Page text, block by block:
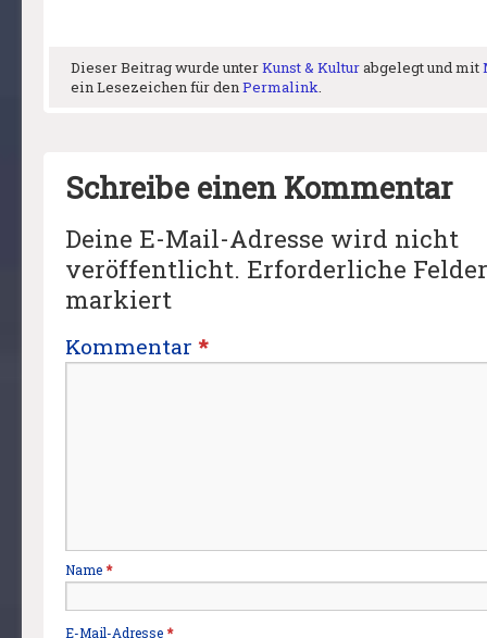
Dieser Beitrag wurde unterKunst & Kulturabgelegt und mit
ein Lesezeichen für denPermalink.
Schreibe einen Kommentar
Deine E-Mail-Adresse wird nicht
veröffentlicht. Erforderliche
markiert
Kommentar *
Name *
E-Mail-Adresse *